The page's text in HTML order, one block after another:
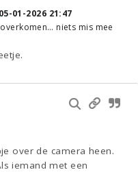
05-01-2026 21:47
niets mis mee
over de camera heen.
iemand met een